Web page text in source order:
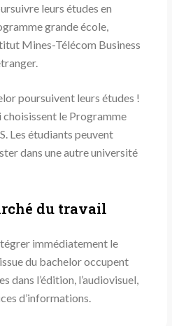
leurs études en
grande école,
Mines-Télécom Business
poursuivent leurs études !
le Programme
Les étudiants peuvent
dans une autre université
du travail
immédiatement le
du bachelor occupent
dans l’édition, l’audiovisuel,
d’informations.